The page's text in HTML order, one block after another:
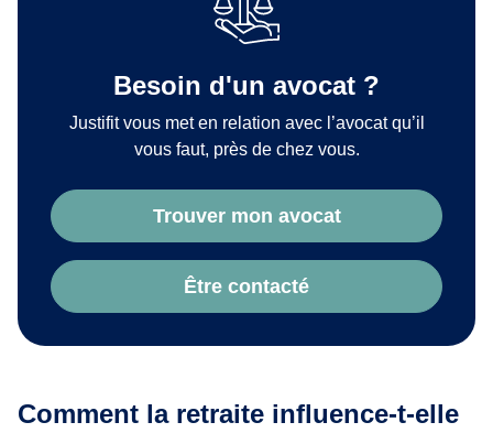
Besoin d'un avocat ?
Justifit vous met en relation avec l’avocat qu’il
vous faut, près de chez vous.
Trouver mon avocat
Être contacté
Comment la retraite influence-t-elle